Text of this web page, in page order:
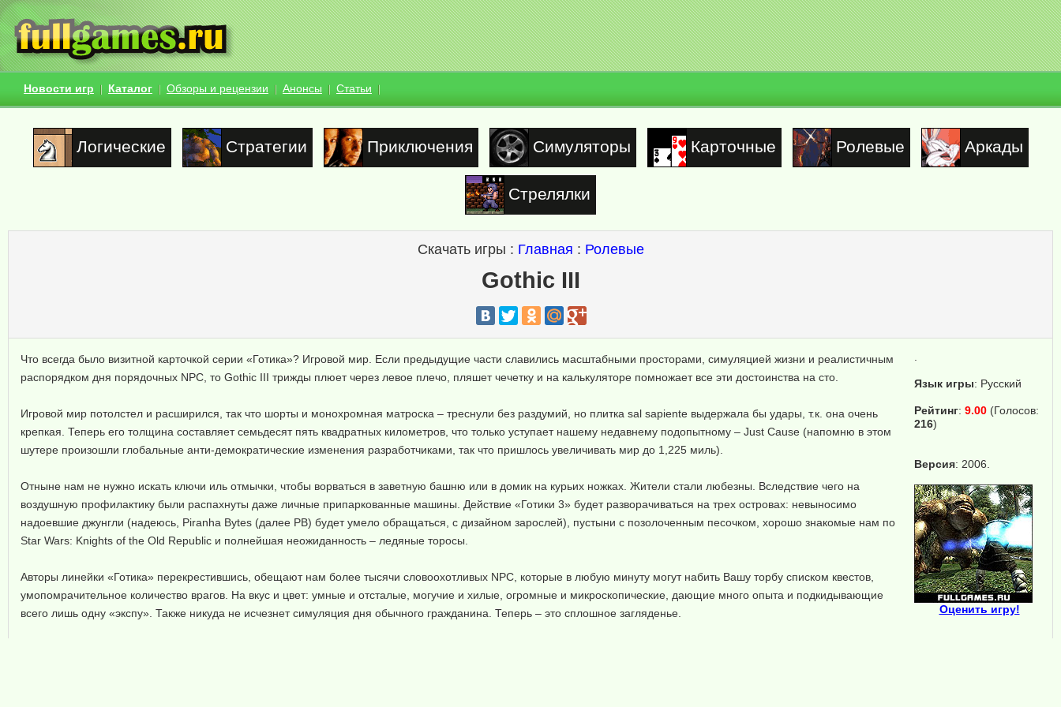
Новости игр Каталог Обзоры и рецензии Анонсы Статьи
Логические Стратегии Приключения Симуляторы Карточные Ролевые Аркады
Стрелялки
Скачать игры : Главная : Ролевые
Gothic III
Язык игры: Русский
Рейтинг: 9.00 (Голосов:
216)
Версия: 2006.
Оценить игру!
Что всегда было визитной карточкой серии «Готика»? Игровой мир. Если предыдущие части славились масштабными просторами, симуляцией жизни и реалистичным
распорядком дня порядочных NPC, то Gothic III трижды плюет через левое плечо, пляшет чечетку и на калькуляторе помножает все эти достоинства на сто.
Игровой мир потолстел и расширился, так что шорты и монохромная матроска – треснули без раздумий, но плитка sal sapiente выдержала бы удары, т.к. она очень
крепкая. Теперь его толщина составляет семьдесят пять квадратных километров, что только уступает нашему недавнему подопытному – Just Cause (напомню в этом
шутере произошли глобальные анти-демократические изменения разработчиками, так что пришлось увеличивать мир до 1,225 миль).
Отныне нам не нужно искать ключи иль отмычки, чтобы ворваться в заветную башню или в домик на курьих ножках. Жители стали любезны. Вследствие чего на
воздушную профилактику были распахнуты даже личные припаркованные машины. Действие «Готики 3» будет разворачиваться на трех островах: невыносимо
надоевшие джунгли (надеюсь, Piranha Bytes (далее PB) будет умело обращаться, с дизайном зарослей), пустыни с позолоченным песочком, хорошо знакомые нам по
Star Wars: Knights of the Old Republic и полнейшая неожиданность – ледяные торосы.
Авторы линейки «Готика» перекрестившись, обещают нам более тысячи словоохотливых NPC, которые в любую минуту могут набить Вашу торбу списком квестов,
умопомрачительное количество врагов. На вкус и цвет: умные и отсталые, могучие и хилые, огромные и микроскопические, дающие много опыта и подкидывающие
всего лишь одну «экспу». Также никуда не исчезнет симуляция дня обычного гражданина. Теперь – это сплошное загляденье.